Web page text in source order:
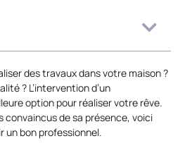
des travaux dans votre maison ?
? L’intervention d’un
option pour réaliser votre rêve.
convaincus de sa présence, voici
un bon professionnel.